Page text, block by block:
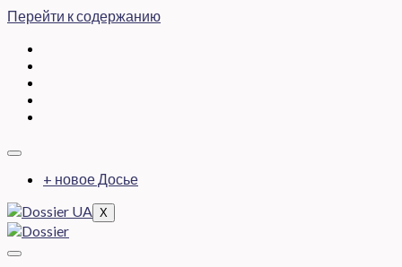
Перейти к содержанию
+ новое Досье
X